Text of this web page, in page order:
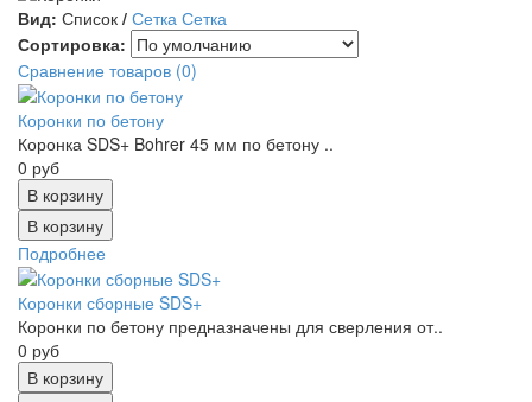
Вид: Список / Сетка Сетка
Сортировка:
Сравнение товаров (0)
Коронки по бетону
Коронка SDS+ Bohrer 45 мм по бетону ..
0 руб
В корзину
Подробнее
Коронки сборные SDS+
Коронки по бетону предназначены для сверления от..
0 руб
В корзину